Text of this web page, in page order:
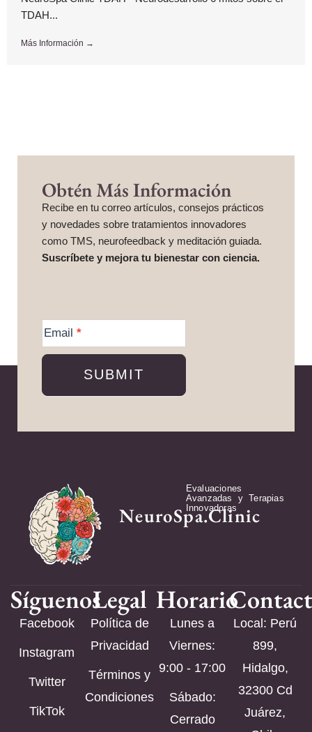
TDAH...
Más Información →
Obtén Más Información
Recibe en tu correo artículos, consejos prácticos
y novedades sobre tratamientos innovadores
como TMS, neurofeedback y meditación guiada.
Suscríbete y mejora tu bienestar con ciencia.
Information
Email *
SUBMIT
NeuroSpa.Clinic
Evaluaciones
Avanzadas y Terapias
Innovadoras
Síguenos
Facebook
Instagram
Twitter
TikTok
Legal
Política de
Privacidad
Términos y
Condiciones
Horario
Lunes a
Viernes:
9:00 - 17:00
Sábado:
Cerrado
Local: Perú
899,
Hidalgo,
32300 Cd
Juárez,